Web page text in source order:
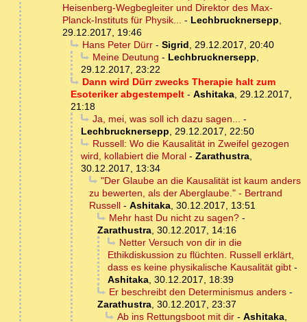
Heisenberg-Wegbegleiter und Direktor des Max-
Planck-Instituts für Physik... - Lechbrucknersepp,
29.12.2017, 19:46
Hans Peter Dürr- Sigrid, 29.12.2017, 20:40
Meine Deutung - Lechbrucknersepp,
29.12.2017, 23:22
Dann wird Dürr zwecks Therapie halt zum
Esoteriker abgestempelt - Ashitaka, 29.12.2017,
21:18
Ja, mei, was soll ich dazu sagen... -
Lechbrucknersepp, 29.12.2017, 22:50
Russell: Wo die Kausalität in Zweifel gezogen
wird, kollabiert die Moral - Zarathustra,
30.12.2017, 13:34
"Der Glaube an die Kausalität ist kaum anders
zu bewerten, als der Aberglaube." - Bertrand
Russell - Ashitaka, 30.12.2017, 13:51
Mehr hast Du nicht zu sagen?-
Zarathustra, 30.12.2017, 14:16
Netter Versuch von dir in die
Ethikdiskussion zu flüchten. Russell erklärt,
dass es keine physikalische Kausalität gibt -
Ashitaka, 30.12.2017, 18:39
Er beschreibt den Determinismus anders-
Zarathustra, 30.12.2017, 23:37
Ab ins Rettungsboot mit dir- Ashitaka,